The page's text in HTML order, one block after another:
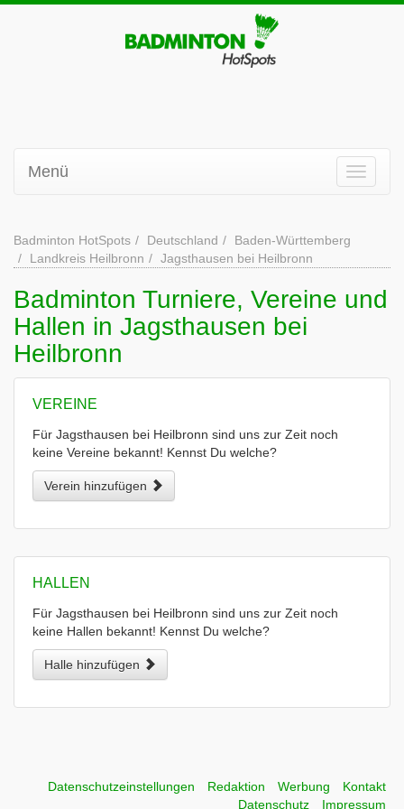
Menü
Badminton HotSpots Deutschland
Baden-Württemberg
Landkreis Heilbronn
Jagsthausen bei Heilbronn
Badminton Turniere, Vereine und
Hallen in Jagsthausen bei
Heilbronn
VEREINE
Für Jagsthausen bei Heilbronn sind uns zur Zeit noch
keine Vereine bekannt! Kennst Du welche?
Verein hinzufügen
HALLEN
Für Jagsthausen bei Heilbronn sind uns zur Zeit noch
keine Hallen bekannt! Kennst Du welche?
Halle hinzufügen
Datenschutzeinstellungen Redaktion Werbung
Kontakt
Datenschutz
Impressum